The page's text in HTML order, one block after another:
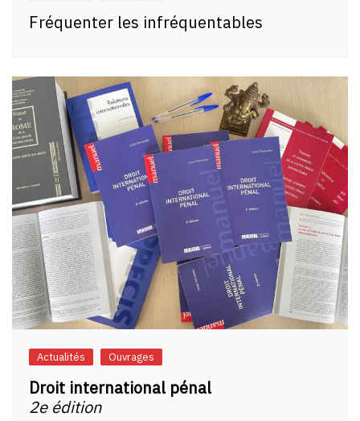
Fréquenter les infréquentables
Actualités Ouvrages
Droit international pénal
2e édition